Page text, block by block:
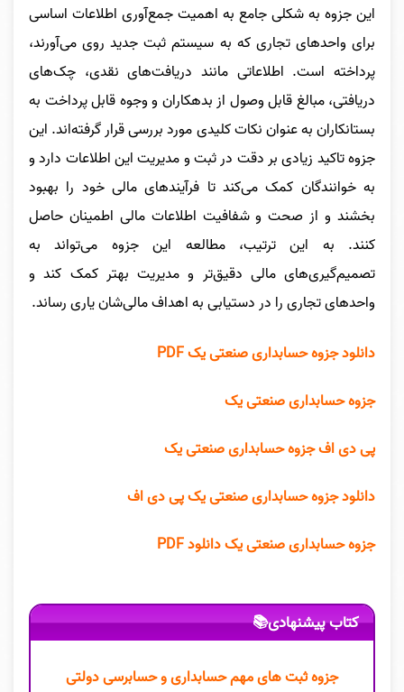
این جزوه به شکلی جامع به اهمیت جمع‌آوری اطلاعات اساسی
برای واحدهای تجاری که به سیستم ثبت جدید روی می‌آورند،
پرداخته است. اطلاعاتی مانند دریافت‌های نقدی، چک‌های
دریافتی، مبالغ قابل وصول از بدهکاران و وجوه قابل پرداخت به
بستانکاران به عنوان نکات کلیدی مورد بررسی قرار گرفته‌اند. این
جزوه تاکید زیادی بر دقت در ثبت و مدیریت این اطلاعات دارد و
به خوانندگان کمک می‌کند تا فرآیندهای مالی خود را بهبود
بخشند و از صحت و شفافیت اطلاعات مالی اطمینان حاصل
کنند. به این ترتیب، مطالعه این جزوه می‌تواند به
تصمیم‌گیری‌های مالی دقیق‌تر و مدیریت بهتر کمک کند و
واحدهای تجاری را در دستیابی به اهداف مالی‌شان یاری رساند.
دانلود جزوه حسابداری صنعتی یک
جزوه حسابداری صنعتی یک
پی دی اف جزوه حسابداری صنعتی یک
دانلود جزوه حسابداری صنعتی یک پی دی اف
جزوه حسابداری صنعتی یک دانلود PDF
کتاب پیشنهادی📚
جزوه ثبت های مهم حسابداری و حسابرسی دولتی